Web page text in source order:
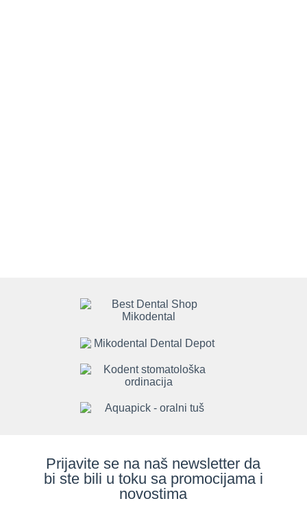
Prijavite se na naš newsletter da
bi ste bili u toku sa promocijama i
novostima